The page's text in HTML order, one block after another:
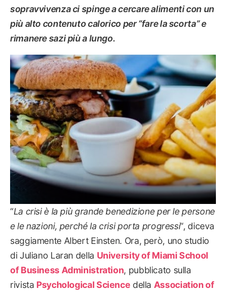
sopravvivenza ci spinge a cercare alimenti con un
più alto contenuto calorico per “fare la scorta” e
rimanere sazi più a lungo.
DIETE
“La crisi è la più grande benedizione per le persone
e le nazioni, perché la crisi porta progressi“, diceva
saggiamente Albert Einsten. Ora, però, uno studio
di Juliano Laran della University of Miami School
of Business Administration, pubblicato sulla
rivista Psychological Science della Association of